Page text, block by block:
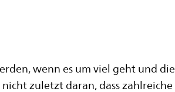
wenn es um viel geht und die
zuletzt daran, dass zahlreiche